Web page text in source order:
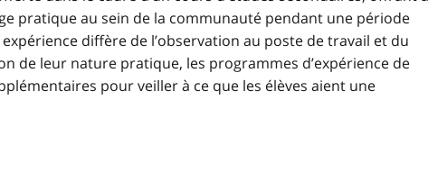
pratique au sein de la communauté pendant une période
diffère de l’observation au poste de travail et du
de leur nature pratique, les programmes d’expérience de
pour veiller à ce que les élèves aient une